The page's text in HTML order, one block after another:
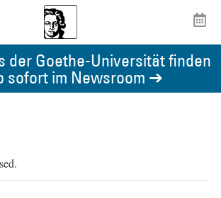
der Goethe-Universität finden
sofort im Newsroom ➔